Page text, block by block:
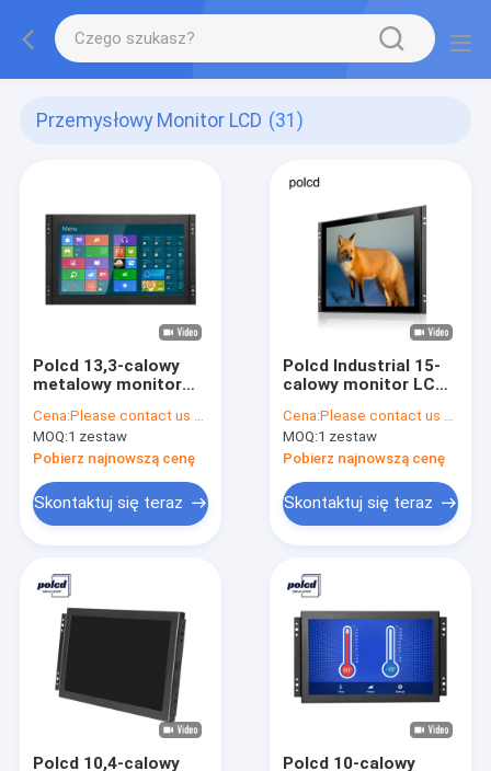
Przemysłowy Monitor LCD (31)
Polcd 13,3-calowy
metalowy monitor
monitor LCD Otwarta
ramka Ekran
dotykowy VGA HDMI
Cena:Please contact us for latest price
MOQ:1 zestaw
Pobierz najnowszą cenę
Skontaktuj się teraz
Polcd Industrial 15-
calowy monitor LCD
Pojemnościowy
ekran dotykowy Pure
Plane
Cena:Please contact us for latest price
MOQ:1 zestaw
Pobierz najnowszą cenę
Skontaktuj się teraz
Polcd 10,4-calowy
Polcd 10-calowy